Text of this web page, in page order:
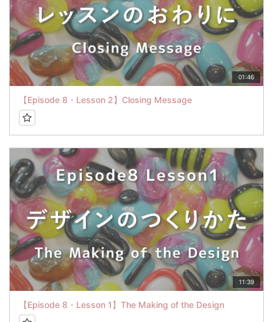
01:46
【Episode 8・Lesson 2】Closing Message
11:39
【Episode 8・Lesson 1】The Making of the Design